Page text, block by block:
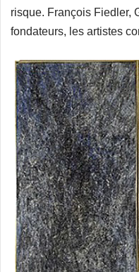
risque. François Fiedler,
fondateurs, les artistes